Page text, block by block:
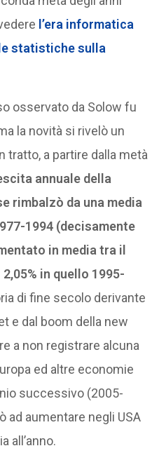
l’era informatica
statistiche sulla
osservato da Solow fu
la novità si rivelò un
tratto, a partire dalla metà
annuale della
rimbalzò da una media
1994 (decisamente
in media tra il
in quello 1995-
di fine secolo derivante
e dal boom della new
a non registrare alcuna
ed altre economie
successivo (2005-
ad aumentare negli USA
all’anno.